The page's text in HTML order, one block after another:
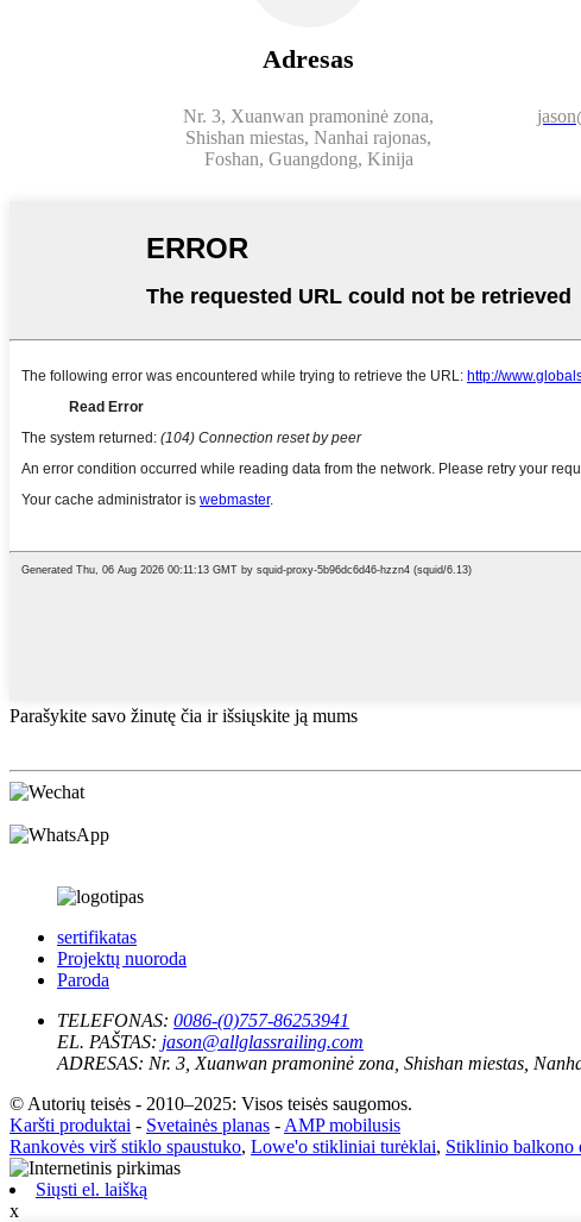
Adresas
Nr. 3, Xuanwan pramoninė zona,
Shishan miestas, Nanhai rajonas,
Foshan, Guangdong, Kinija
Parašykite savo žinutę čia ir išsiųskite ją mums
sertifikatas
Projektų nuoroda
Paroda
TELEFONAS: 0086-(0)757-86253941
EL. PAŠTAS: jason@allglassrailing.com
ADRESAS: Nr. 3, Xuanwan pramoninė zona, Shishan miestas,
© Autorių teisės - 2010–2025: Visos teisės saugomos.
Karšti produktai - Svetainės planas - AMP mobilusis
Rankovės virš stiklo spaustuko, Lowe'o stikliniai turėklai, Stiklinio balkono
Siųsti el. laišką
x